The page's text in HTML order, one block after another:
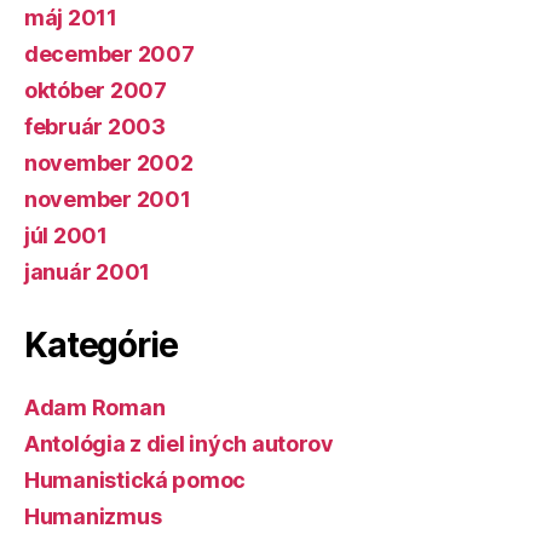
máj 2011
december 2007
október 2007
február 2003
november 2002
november 2001
júl 2001
január 2001
Kategórie
Adam Roman
Antológia z diel iných autorov
Humanistická pomoc
Humanizmus